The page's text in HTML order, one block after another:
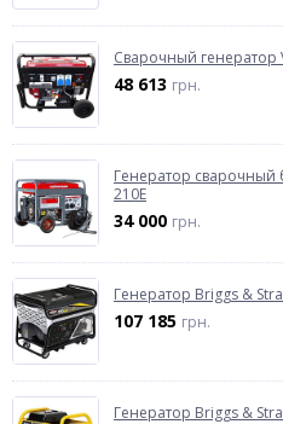
Сварочный генератор
48 613 грн.
Генератор сварочный
210E
34 000 грн.
Генератор Briggs &
107 185 грн.
Генератор Briggs &